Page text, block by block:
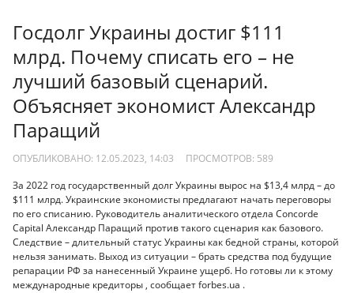
Госдолг Украины достиг $111
млрд. Почему списать его – не
лучший базовый сценарий.
Объясняет экономист Александр
Паращий
ОПУБЛИКОВАНО: 12.05.2023, 14:03 ПРОСМОТРОВ: 589
За 2022 год государственный долг Украины вырос на $13,4 млрд – до
$111 млрд. Украинские экономисты предлагают начать переговоры
по его списанию. Руководитель аналитического отдела Concorde
Capital Александр Паращий против такого сценария как базового.
Следствие – длительный статус Украины как бедной страны, которой
нельзя занимать. Выход из ситуации – брать средства под будущие
репарации РФ за нанесенный Украине ущерб. Но готовы ли к этому
международные кредиторы , сообщает forbes.ua .